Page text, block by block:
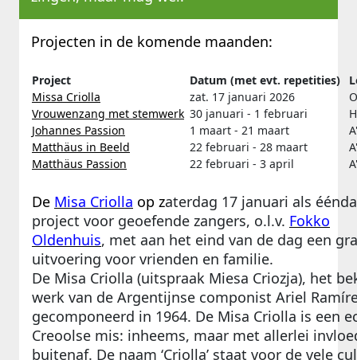
Projecten in de komende maanden:
Project Datum (met evt. repetities)
Missa Criolla
zat. 17 januari 2026
Vrouwenzang met stemwerk 30 januari - 1 februari
Johannes Passion
1 maart - 21 maart
Matthäus in Beeld
22 februari - 28 maart
Matthäus Passion
22 februari - 3 april
De Misa Criolla op zaterdag 17 januari als
project voor geoefende zangers, o.l.v. Fokko
Oldenhuis, met aan het eind van de dag een
uitvoering voor vrienden en familie.
De Misa Criolla (uitspraak Miesa Criozja), het
werk van de Argentijnse componist Ariel
gecomponeerd in 1964. De Misa Criolla is een
Creoolse mis: inheems, maar met allerlei
buitenaf. De naam ‘Criolla’ staat voor de vele